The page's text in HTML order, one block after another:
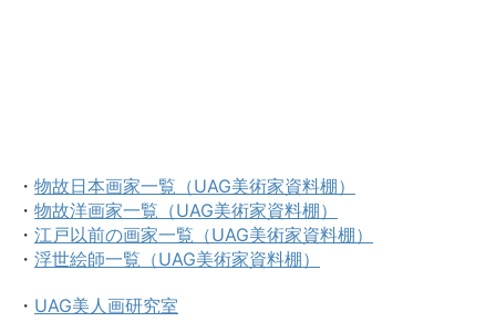
・ 物故日本画家一覧（UAG美術家資料棚）
・ 物故洋画家一覧（UAG美術家資料棚）
・ 江戸以前の画家一覧（UAG美術家資料棚）
・ 浮世絵師一覧（UAG美術家資料棚）
・ UAG美人画研究室